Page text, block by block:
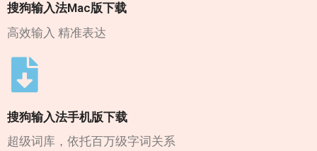
搜狗输入法Mac版下载
高效输入 精准表达
搜狗输入法手机版下载
超级词库，依托百万级字词关系